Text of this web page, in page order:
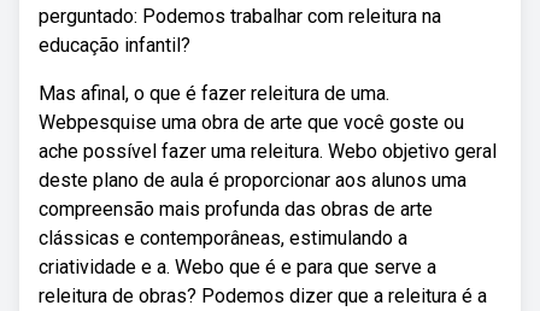
perguntado: Podemos trabalhar com releitura na
educação infantil?
Mas afinal, o que é fazer releitura de uma.
Webpesquise uma obra de arte que você goste ou
ache possível fazer uma releitura. Webo objetivo geral
deste plano de aula é proporcionar aos alunos uma
compreensão mais profunda das obras de arte
clássicas e contemporâneas, estimulando a
criatividade e a. Webo que é e para que serve a
releitura de obras? Podemos dizer que a releitura é a